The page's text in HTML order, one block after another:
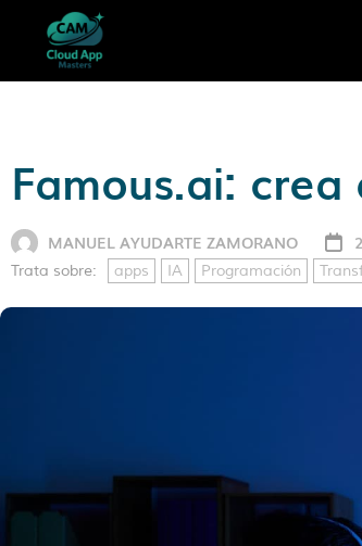
Famous.ai:
MANUEL AYUDARTE ZAMORANO
Trata sobre: apps IA Programación